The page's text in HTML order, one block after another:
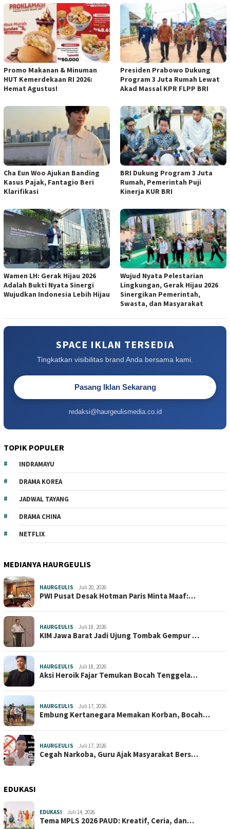
Promo Makanan & Minuman
HUT Kemerdekaan RI 2026:
Hemat Agustus!
Presiden Prabowo Dukung
Program 3 Juta Rumah Lewat
Akad Massal KPR FLPP BRI
Cha Eun Woo Ajukan Banding
Kasus Pajak, Fantagio Beri
Klarifikasi
BRI Dukung Program 3 Juta
Rumah, Pemerintah Puji
Kinerja KUR BRI
Wamen LH: Gerak Hijau 2026
Adalah Bukti Nyata Sinergi
Wujudkan Indonesia Lebih Hijau
Wujud Nyata Pelestarian
Lingkungan, Gerak Hijau 2026
Sinergikan Pemerintah,
Swasta, dan Masyarakat
SPACE IKLAN TERSEDIA
Tingkatkan visibilitas brand Anda bersama kami.
Pasang Iklan Sekarang
redaksi@haurgeulismedia.co.id
TOPIK POPULER
INDRAMAYU
DRAMA KOREA
JADWAL TAYANG
DRAMA CHINA
NETFLIX
MEDIANYA HAURGEULIS
HAURGEULIS Juli 20, 2026
PWI Pusat Desak Hotman Paris Minta Maaf:…
HAURGEULIS Juli 18, 2026
KIM Jawa Barat Jadi Ujung Tombak Gempur …
HAURGEULIS Juli 18, 2026
Aksi Heroik Fajar Temukan Bocah Tenggela…
HAURGEULIS Juli 17, 2026
Embung Kertanegara Memakan Korban, Bocah…
HAURGEULIS Juli 17, 2026
Cegah Narkoba, Guru Ajak Masyarakat Bers…
EDUKASI
EDUKASI Juli 14, 2026
Tema MPLS 2026 PAUD: Kreatif, Ceria, dan…